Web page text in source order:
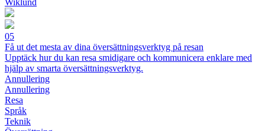
Wiklund
05
Få ut det mesta av dina översättningsverktyg på resan
Upptäck hur du kan resa smidigare och kommunicera enklare med
hjälp av smarta översättningsverktyg.
Annullering
Annullering
Resa
Språk
Teknik